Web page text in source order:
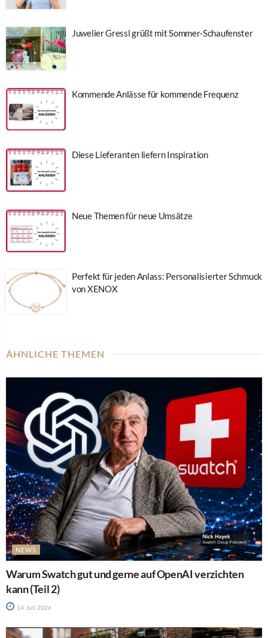
Juwelier Gressl grüßt mit Sommer-Schaufenster
Kommende Anlässe für kommende Frequenz
Diese Lieferanten liefern Inspiration
Neue Themen für neue Umsätze
Perfekt für jeden Anlass: Personalisierter Schmuck
von XENOX
ÄHNLICHE THEMEN
NEWS
Warum Swatch gut und gerne auf OpenAI verzichten
kann (Teil 2)
14. Juli 2026